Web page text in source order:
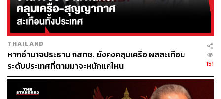
THAILAND
หากอำนาจประธาน กสทช. ยังคงคลุมเครือ ผลสะเทือน
ระดับประเทศที่ตามมาจะหนักแค่ไหน
151